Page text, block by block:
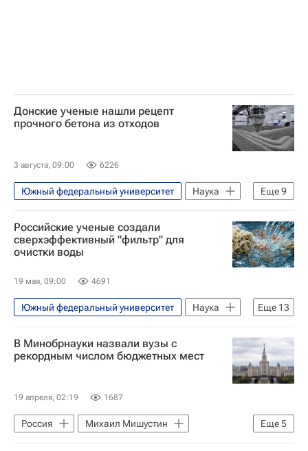
Донские ученые нашли рецепт
прочного бетона из отходов
3 августа, 09:00 6226
Еще9
Южный федеральный университет
Наука
Наука
Университетская наука
Бетон
Цемент
Стройматериалы
Россия
Ростов-на-Дону
Российские ученые создали
сверхэффективный "фильтр" для
очистки воды
19 мая, 09:00 4691
Еще 13
Южный федеральный университет
Наука
Наука
Университетская наука
Франция
Ростов-на-Дону
РНФ
Российский научный фонд
Химия
Вода
Российские инновации
Качество жизни
В Минобрнауки назвали вузы с
рекордным числом бюджетных мест
19 апреля, 02:19 1687
Еще5
Россия
Михаил Мишустин
Уральский федеральный университет